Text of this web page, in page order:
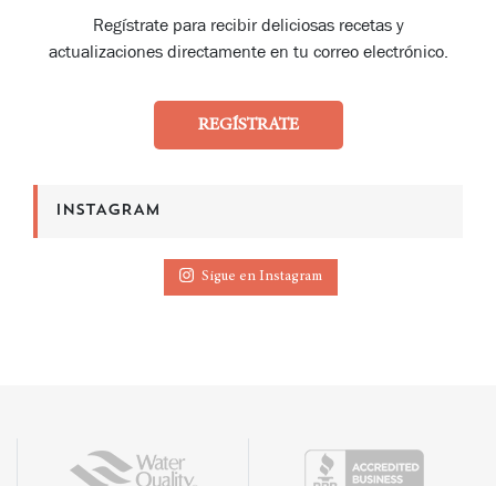
Regístrate para recibir deliciosas recetas y
actualizaciones directamente en tu correo electrónico.
REGÍSTRATE
INSTAGRAM
Sigue en Instagram